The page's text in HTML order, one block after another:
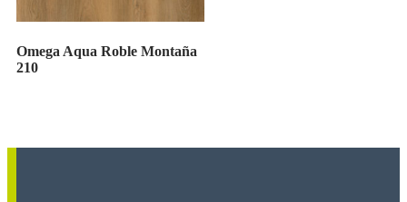
Omega Aqua Roble Montaña
210